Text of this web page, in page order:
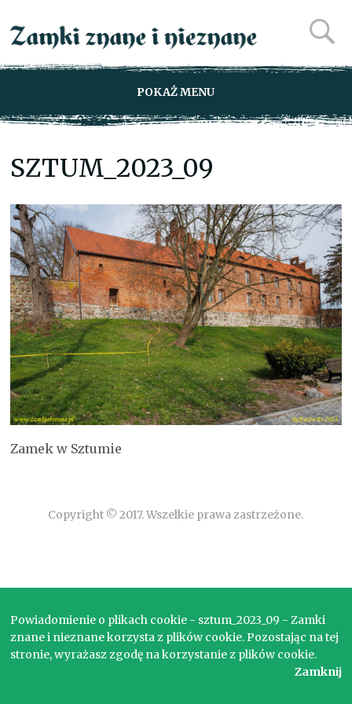
POKAŻ MENU
SZTUM_2023_09
Zamek w Sztumie
Copyright © 2017. Wszelkie prawa zastrzeżone.
Powiadomienie o plikach cookie - sztum_2023_09 - Zamki
znane i nieznane korzysta z plików cookie. Pozostając na tej
stronie, wyrażasz zgodę na korzystanie z plików cookie.
Zamknij